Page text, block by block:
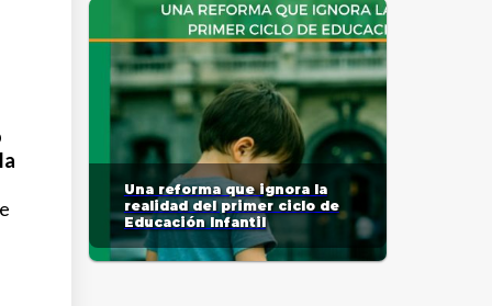
Una reforma que ignora la
realidad del primer ciclo de
Educación Infantil